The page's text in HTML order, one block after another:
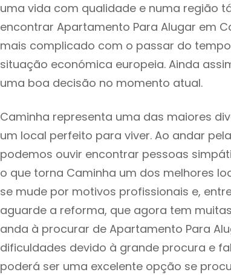
uma vida com qualidade e numa região
encontrar Apartamento Para Alugar em
mais complicado com o passar do
situação económica europeia. Ainda
uma boa decisão no momento atual.
Caminha representa uma das maiores
um local perfeito para viver. Ao andar
podemos ouvir encontrar pessoas
o que torna Caminha um dos melhores
se mude por motivos profissionais e,
aguarde a reforma, que agora tem
anda à procurar de Apartamento Para
dificuldades devido à grande procura e
poderá ser uma excelente opção se